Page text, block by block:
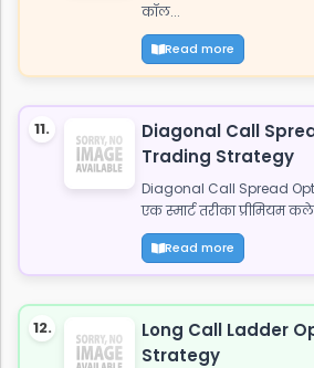
कॉल...
Read more
11.
Diagonal Call
Trading Strategy
Diagonal Call Spread
एक स्मार्ट तरीका प्रीमियम
Read more
12.
Long Call Ladder
Strategy